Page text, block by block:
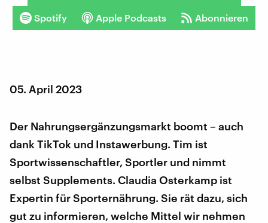
Spotify Apple Podcasts Abonnieren
05. April 2023
Der Nahrungsergänzungsmarkt boomt – auch
dank TikTok und Instawerbung. Tim ist
Sportwissenschaftler, Sportler und nimmt
selbst Supplements. Claudia Osterkamp ist
Expertin für Sporternährung. Sie rät dazu, sich
gut zu informieren, welche Mittel wir nehmen